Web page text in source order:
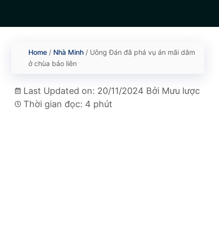
Home / Nhà Minh / Uông Đán đã phá vụ án mãi dâm
ở chùa bảo liên
Last Updated on: 20/11/2024 Bởi Mưu lược
Thời gian đọc: 4 phút